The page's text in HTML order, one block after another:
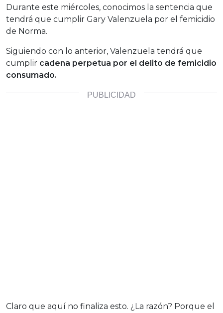
Durante este miércoles, conocimos la sentencia que
tendrá que cumplir Gary Valenzuela por el femicidio
de Norma.
Siguiendo con lo anterior, Valenzuela tendrá que
cumplir cadena perpetua por el delito de femicidio
consumado.
Claro que aquí no finaliza esto. ¿La razón? Porque el